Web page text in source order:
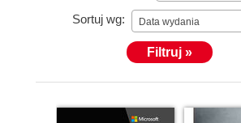
Sortuj wg: Data wydania
Filtruj »